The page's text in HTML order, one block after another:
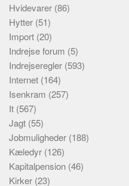
Hvidevarer (86)
Hytter (51)
Import (20)
Indrejse forum (5)
Indrejseregler (593)
Internet (164)
Isenkram (257)
It (567)
Jagt (55)
Jobmuligheder (188)
Kæledyr (126)
Kapitalpension (46)
Kirker (23)